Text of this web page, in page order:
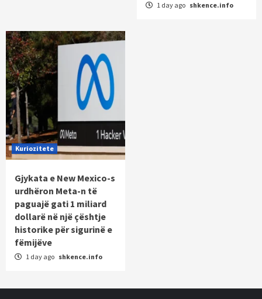
1 day ago shkence.info
Kuriozitete
Gjykata e New Mexico-s
urdhëron Meta-n të
paguajë gati 1 miliard
dollarë në një çështje
historike për sigurinë e
fëmijëve
1 day ago shkence.info